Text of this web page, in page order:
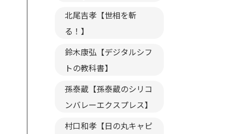
北尾吉孝【世相を斬
る！】
鈴木康弘【デジタルシフ
トの教科書】
孫泰蔵【孫泰蔵のシリコ
ンバレーエクスプレス】
村口和孝【日の丸キャピ